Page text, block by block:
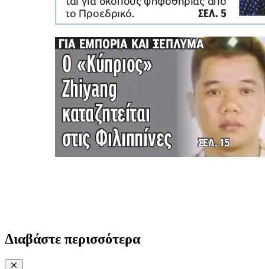
Διαβάστε περισσότερα